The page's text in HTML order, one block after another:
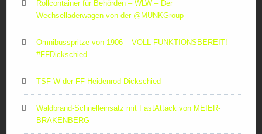
Rollcontainer für Behörden – WLW – Der
Wechselladerwagen von der ‪@MUNKGroup‬
Omnibusspritze von 1906 – VOLL FUNKTIONSBEREIT!
#FFDickschied
TSF-W der FF Heidenrod-Dickschied
Waldbrand-Schnelleinsatz mit FastAttack von MEIER-
BRAKENBERG